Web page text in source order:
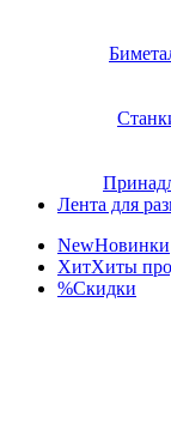
Лента для
NewНовинки
ХитХиты
%Скидки